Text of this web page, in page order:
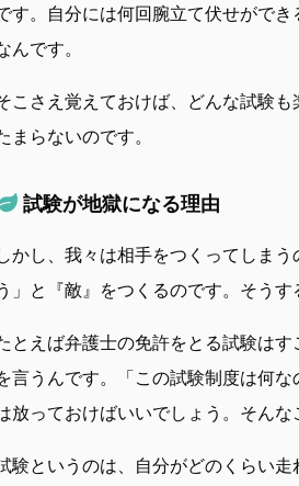
す。自分には何回腕立て伏せがで
んです。
こさえ覚えておけば、どんな試験
まらないのです。
試験が地獄になる理由
かし、我々は相手をつくってしま
」と『敵』をつくるのです。そうす
とえば弁護士の免許をとる試験は
言うんです。「この試験制度は何
放っておけばいいでしょう。そんな
験というのは、自分がどのくらい